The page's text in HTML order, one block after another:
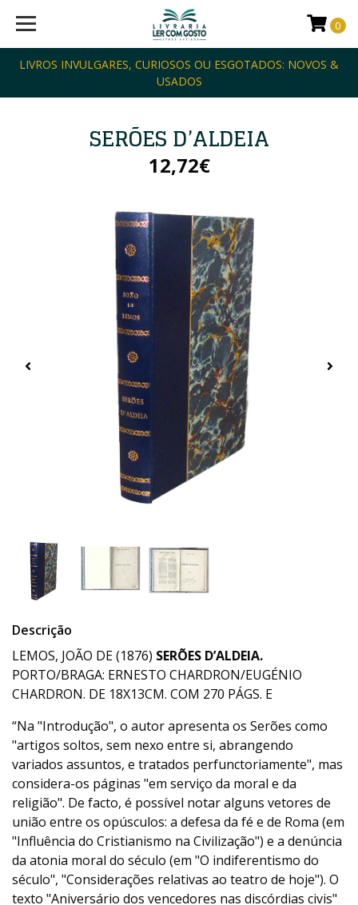
LIVROS INVULGARES, CURIOSOS OU ESGOTADOS: NOVOS &
USADOS
0
SERÕES D’ALDEIA
12,72€
Descrição
LEMOS, JOÃO DE (1876) SERÕES D’ALDEIA.
PORTO/BRAGA: ERNESTO CHARDRON/EUGÉNIO
CHARDRON. DE 18X13CM. COM 270 PÁGS. E
“Na "Introdução", o autor apresenta os Serões como
"artigos soltos, sem nexo entre si, abrangendo
variados assuntos, e tratados perfunctoriamente", mas
considera-os páginas "em serviço da moral e da
religião". De facto, é possível notar alguns vetores de
união entre os opúsculos: a defesa da fé e de Roma (em
"Influência do Cristianismo na Civilização") e a denúncia
da atonia moral do século (em "O indiferentismo do
século", "Considerações relativas ao teatro de hoje"). O
texto "Aniversário dos vencedores nas discórdias civis"